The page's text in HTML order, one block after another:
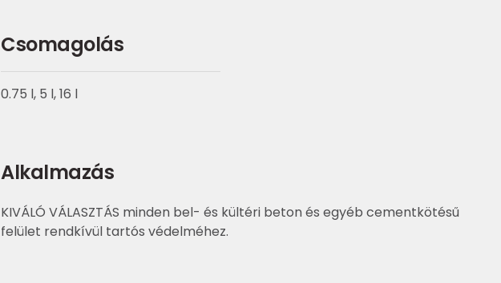
Csomagolás
0.75 l, 5 l, 16 l
Alkalmazás
KIVÁLÓ VÁLASZTÁS minden bel- és kültéri beton és egyéb cementkötésű
felület rendkívül tartós védelméhez.